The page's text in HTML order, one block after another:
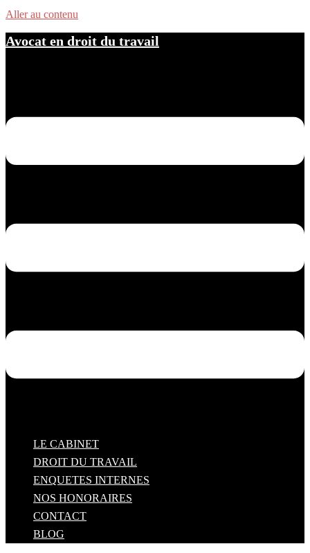
Aller au contenu
Avocat en droit du travail
LE CABINET
DROIT DU TRAVAIL
ENQUETES INTERNES
NOS HONORAIRES
CONTACT
BLOG